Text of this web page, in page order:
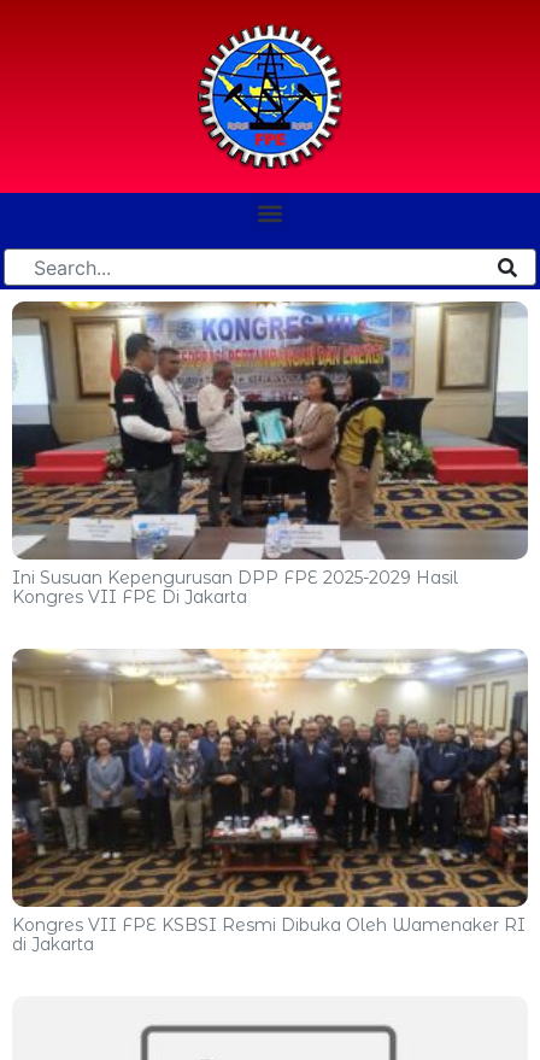
Ini Susuan Kepengurusan DPP FPE 2025-2029 Hasil
Kongres VII FPE Di Jakarta
Kongres VII FPE KSBSI Resmi Dibuka Oleh Wamenaker RI
di Jakarta